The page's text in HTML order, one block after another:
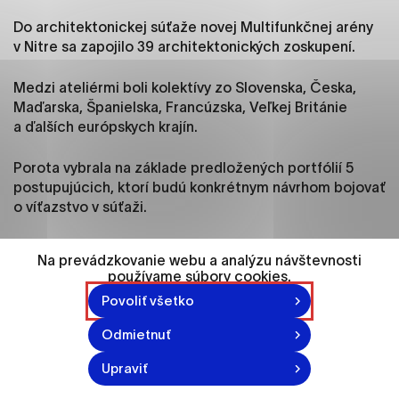
Do architektonickej súťaže novej Multifunkčnej arény
v Nitre sa zapojilo 39 architektonických zoskupení.
Medzi ateliérmi boli kolektívy zo Slovenska, Česka,
Maďarska, Španielska, Francúzska, Veľkej Británie
a ďalších európskych krajín.
Porota vybrala na základe predložených portfólií 5
postupujúcich, ktorí budú konkrétnym návrhom bojovať
o víťazstvo v súťaži.
BAKYTA architekti (SK) a Boele
architects (CZ/UK) v spolupráci s DRHA
Na prevádzkovanie webu a analýzu návštevnosti
používame súbory cookies.
Povoliť všetko
Odmietnuť
Upraviť
zabezpečeným oblastiam webovej stránky. Bez
týchto súborov cookie nemôže web správne
Analytické cookies
Analytické cookies pomáhajú prevádzkovateľovi
používajú, aby mohol stránky optimalizovať a
ponúknuť im lepšiu skúsenosť. Všetky dáta sa
zbierajú anonymne a nie je možné ich spojiť s
konkrétnou osobou.
Označiť všetko
Uložiť nastavenia
Viac informácií